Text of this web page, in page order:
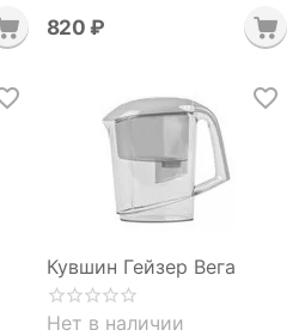
‍820‍ ₽
Кувшин Гейзер Вега
Нет в наличии